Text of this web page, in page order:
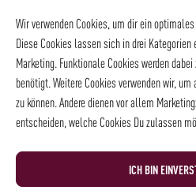
Wir verwenden Cookies, um dir ein
Diese Cookies lassen sich in drei
Marketing. Funktionale Cookies werden
benötigt. Weitere Cookies verwenden wir,
zu können. Andere dienen vor allem
entscheiden, welche Cookies Du zulassen
ICH BIN
Ich habe die